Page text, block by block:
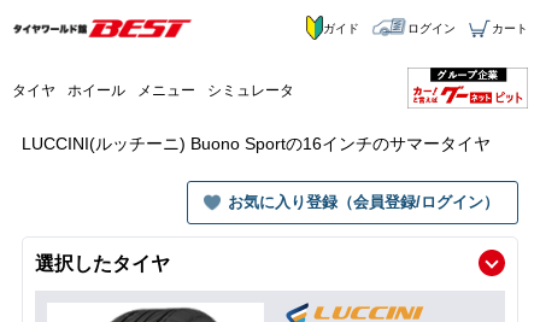
タイヤ ホイール メニュー シミュレータ
ガイド ログイン カート
LUCCINI(ルッチーニ) Buono Sportの16インチのサマータイヤ
お気に入り登録（会員登録/ログイン）
選択したタイヤ